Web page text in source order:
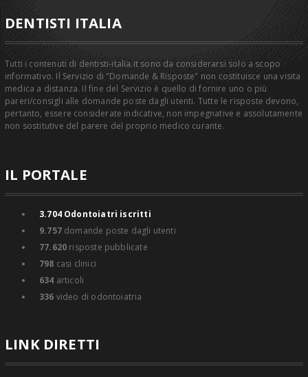
DENTISTI ITALIA
Tutti i contenuti di dentisti-italia.it sono da considerarsi solo a scopo
informativo. Il Servizio di "Domande & Risposte" non costituisce una visita
medica a distanza. Il fine del Servizio è quello di fornire uno o più
pareri/consigli alle domande poste dagli utenti. Tutte le risposte devono,
pertanto, essere considerate indicative, non impegnative e assolutamente
non sostitutive del parere del proprio medico curante.
IL PORTALE
3.704Odontoiatri iscritti
9.757domande poste dagli utenti
77.620 risposte pubblicate
798 casi clinici
634 articoli
336 video di odontoiatria
LINK DIRETTI